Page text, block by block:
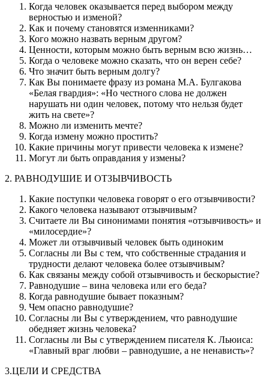
Когда человек оказывается перед выбором между
верностью и изменой?
Как и почему становятся изменниками?
Кого можно назвать верным другом?
Ценности, которым можно быть верным всю жизнь…
Когда о человеке можно сказать, что он верен себе?
Что значит быть верным долгу?
Как Вы понимаете фразу из романа М.А. Булгакова
«Белая гвардия»: «Но честного слова не должен
нарушать ни один человек, потому что нельзя будет
жить на свете»?
Можно ли изменить мечте?
Когда измену можно простить?
Какие причины могут привести человека к измене?
Могут ли быть оправдания у измены?
2. РАВНОДУШИЕ И ОТЗЫВЧИВОСТЬ
Какие поступки человека говорят о его отзывчивости?
Какого человека называют отзывчивым?
Считаете ли Вы синонимами понятия «отзывчивость» и
«милосердие»?
Может ли отзывчивый человек быть одиноким
Согласны ли Вы с тем, что собственные страдания и
трудности делают человека более отзывчивым?
Как связаны между собой отзывчивость и бескорыстие?
Равнодушие – вина человека или его беда?
Когда равнодушие бывает показным?
Чем опасно равнодушие?
Согласны ли Вы с утверждением, что равнодушие
обедняет жизнь человека?
Согласны ли Вы с утверждением писателя К. Льюиса:
«Главный враг любви – равнодушие, а не ненависть»?
3.ЦЕЛИ И СРЕДСТВА